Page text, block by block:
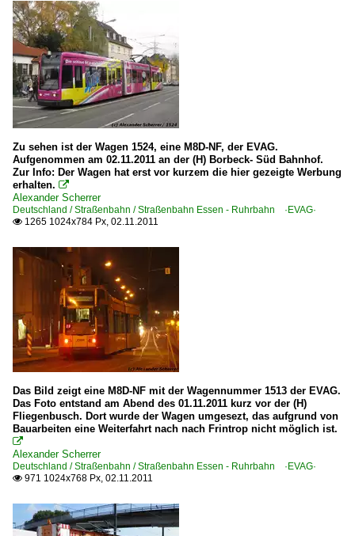
Zu sehen ist der Wagen 1524, eine M8D-NF, der EVAG.
Aufgenommen am 02.11.2011 an der (H) Borbeck- Süd Bahnhof.
Zur Info: Der Wagen hat erst vor kurzem die hier gezeigte Werbung
erhalten. 
Alexander Scherrer
Deutschland / Straßenbahn / Straßenbahn Essen - Ruhrbahn ·EVAG·
 1265 1024x784 Px, 02.11.2011
Das Bild zeigt eine M8D-NF mit der Wagennummer 1513 der EVAG.
Das Foto entstand am Abend des 01.11.2011 kurz vor der (H)
Fliegenbusch. Dort wurde der Wagen umgesezt, das aufgrund von
Bauarbeiten eine Weiterfahrt nach nach Frintrop nicht möglich ist.

Alexander Scherrer
Deutschland / Straßenbahn / Straßenbahn Essen - Ruhrbahn ·EVAG·
 971 1024x768 Px, 02.11.2011